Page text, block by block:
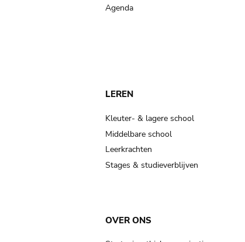
Agenda
LEREN
Kleuter- & lagere school
Middelbare school
Leerkrachten
Stages & studieverblijven
OVER ONS